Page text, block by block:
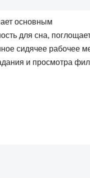
основным
для сна,
сидячее рабочее
и просмотра